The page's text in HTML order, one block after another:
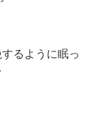
るように眠っ